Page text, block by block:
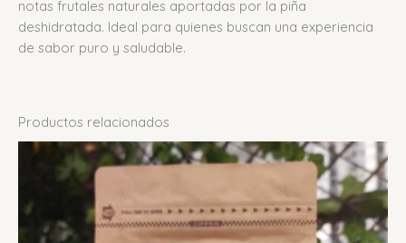
notas frutales naturales aportadas por la piña
deshidratada. Ideal para quienes buscan una experiencia
de sabor puro y saludable.
Productos relacionados
Rango
de
desde
$ 34.000
hasta
Este
producto
tiene
múltiples
variantes.